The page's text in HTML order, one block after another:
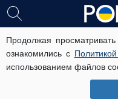
Продолжая
ознакомились с
использованием файлов
Подорожание
Запорожье:
цены,
Подорожание